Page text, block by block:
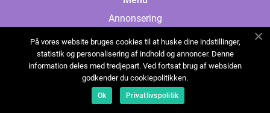
Annonsering
Cookies
Kontakta oss
Sitemap
På vores website bruges cookies til at huske dine indstillinger,
statistik og personalisering af indhold og annoncer. Denne
information deles med tredjepart. Ved fortsat brug af websiden
godkender du cookiepolitikken.
Ok Privatlivspolitik